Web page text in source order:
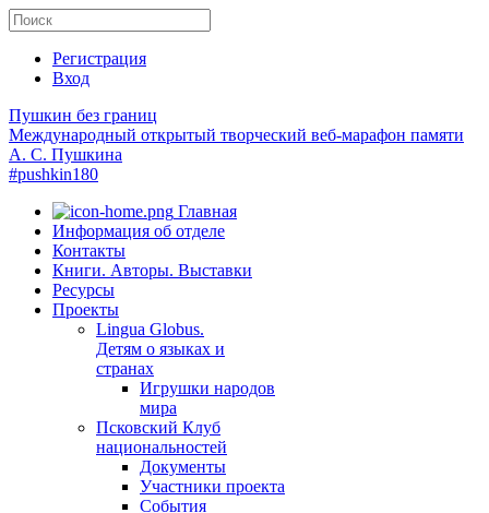
Регистрация
Вход
Пушкин без границ
Международный открытый творческий веб-марафон памяти
А. С. Пушкина
#pushkin180
Главная
Информация об отделе
Контакты
Книги. Авторы. Выставки
Ресурсы
Проекты
Lingua Globus.
Детям о языках и
странах
Игрушки народов
мира
Псковский Клуб
национальностей
Документы
Участники проекта
События